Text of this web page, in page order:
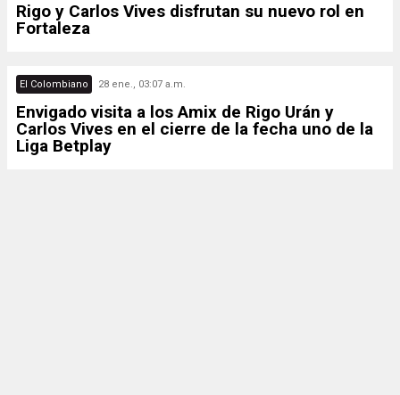
Rigo y Carlos Vives disfrutan su nuevo rol en
Fortaleza
El Colombiano 28 ene., 03:07 a.m.
Envigado visita a los Amix de Rigo Urán y
Carlos Vives en el cierre de la fecha uno de la
Liga Betplay